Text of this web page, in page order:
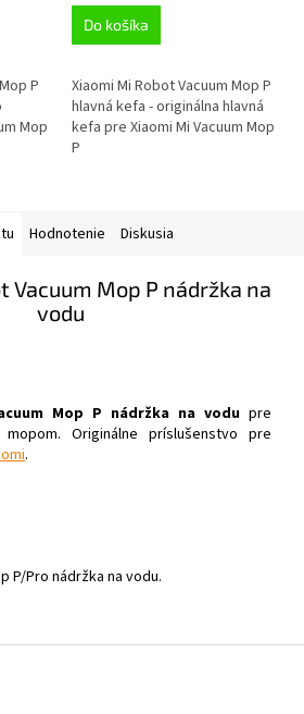
P
Mop
Do košíka
Xiaomi Mi Robot Vacuum Mop P
hlavná kefa - originálna hlavná
kefa pre Xiaomi Mi Vacuum Mop
P
Hodnotenie Diskusia
Vacuum Mop P nádržka na
vodu
Mop P nádržka na vodu pre
Originálne príslušenstvo pre
.
P/Pro nádržka na vodu.